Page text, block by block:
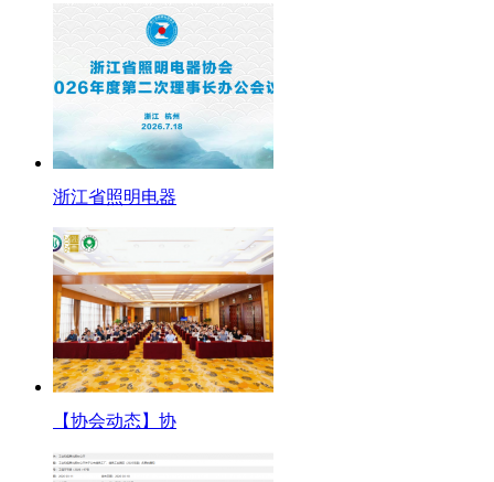
浙江省照明电器
【协会动态】协